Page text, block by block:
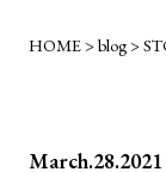
HOME>blog>
March.28.2021